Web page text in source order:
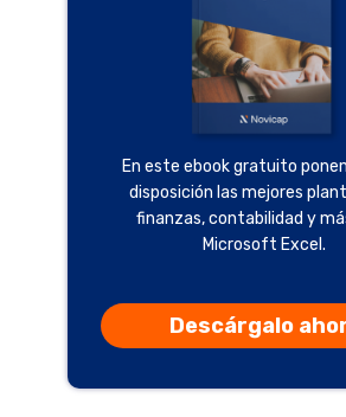
En este ebook gratuito
disposición las mejores
finanzas, contabilidad y
Microsoft Excel.
Descárgalo